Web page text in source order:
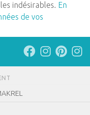
indésirables. En
de vos